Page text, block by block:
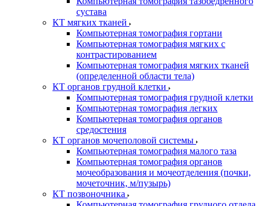
сустава
КТ мягких тканей
Компьютерная томография гортани
Компьютерная томография мягких с
контрастированием
Компьютерная томография мягких тканей
(определенной области тела)
КТ органов грудной клетки
Компьютерная томография грудной клетки
Компьютерная томография легких
Компьютерная томография органов
средостения
КТ органов мочеполовой системы
Компьютерная томография малого таза
Компьютерная томография органов
мочеобразования и мочеотделения (почки,
мочеточник, м/пузырь)
КТ позвоночника